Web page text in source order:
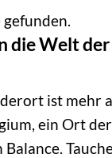
die Welt
ist mehr
ein Ort